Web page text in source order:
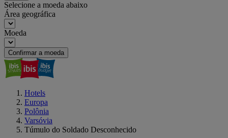
Selecione a moeda abaixo
Área geográfica
Moeda
Confirmar a moeda
Hotels
Europa
Polônia
Varsóvia
Túmulo do Soldado Desconhecido